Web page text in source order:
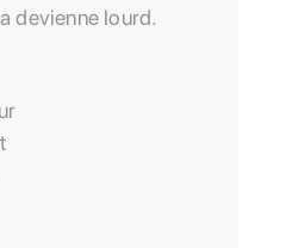
devienne lourd.